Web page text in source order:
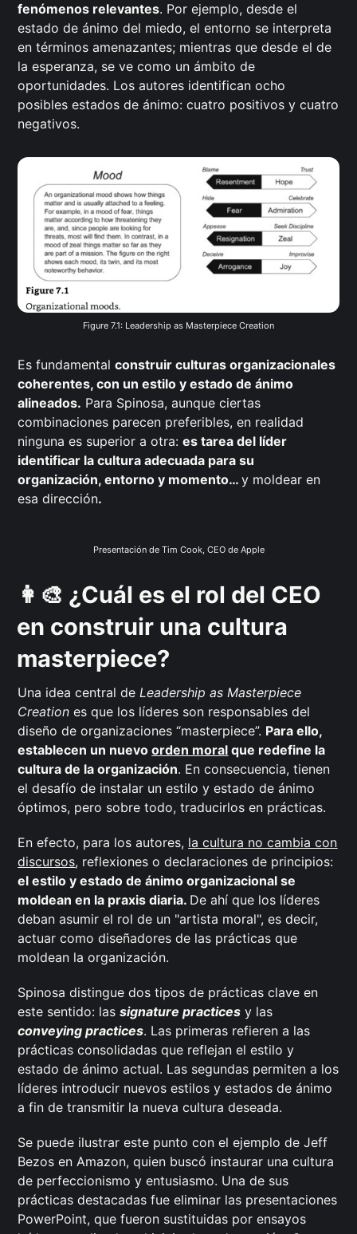
fenómenos relevantes. Por ejemplo, desde el
estado de ánimo del miedo, el entorno se interpreta
en términos amenazantes; mientras que desde el de
la esperanza, se ve como un ámbito de
oportunidades. Los autores identifican ocho
posibles estados de ánimo: cuatro positivos y cuatro
negativos.
Figure 7.1: Leadership as Masterpiece Creation
Es fundamentalconstruir culturas organizacionales
coherentes, con un estilo y estado de ánimo
alineados. Para Spinosa, aunque ciertas
combinaciones parecen preferibles, en realidad
ninguna es superior a otra:es tarea del líder
identificar la cultura adecuada para su
organización, entorno y momento…y moldear en
esa dirección.
Presentación de Tim Cook, CEO de Apple
👩‍🎨 ¿Cuál es el rol del CEO
en construir una cultura
masterpiece?
Una idea central deLeadership as Masterpiece
Creation es que los líderes son responsables del
diseño de organizaciones “masterpiece”. Para ello,
establecen un nuevoorden moral que redefine la
cultura de la organización. En consecuencia, tienen
el desafío de instalar un estilo y estado de ánimo
óptimos, pero sobre todo, traducirlos en prácticas.
En efecto, para los autores, la cultura no cambia con
discursos, reflexiones o declaraciones de principios:
el estilo y estado de ánimo organizacional se
moldean en la praxis diaria. De ahí que los líderes
deban asumir el rol de un "artista moral", es decir,
actuar como diseñadores de las prácticas que
moldean la organización.
Spinosa distingue dos tipos de prácticas clave en
este sentido: lassignature practices y las
conveying practices. Las primeras refieren a las
prácticas consolidadas que reflejan el estilo y
estado de ánimo actual. Las segundas permiten a los
líderes introducir nuevos estilos y estados de ánimo
a fin de transmitir la nueva cultura deseada.
Se puede ilustrar este punto con el ejemplo de Jeff
Bezos en Amazon, quien buscó instaurar una cultura
de perfeccionismo y entusiasmo. Una de sus
prácticas destacadas fue eliminar las presentaciones
PowerPoint, que fueron sustituidas por ensayos